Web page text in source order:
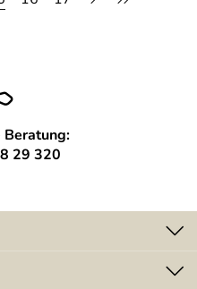
29 320